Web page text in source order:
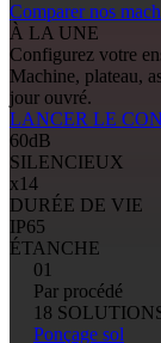
Comparer nos
À LA UNE
Configurez votre
Machine, plateau,
jour ouvré.
LANCER LE
60dB
SILENCIEUX
x14
DURÉE DE VIE
IP65
ÉTANCHE
01
Par procédé
18
Ponçage sol